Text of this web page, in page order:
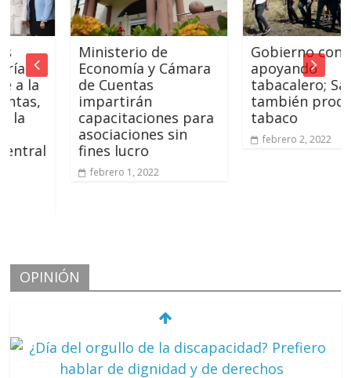
Ministerio de
Economía y Cámara
de Cuentas
impartirán
capacitaciones para
asociaciones sin
fines lucro
febrero 1, 2022
Gobierno continúa
apoyando
tabacalero; San
también producirá
tabaco
febrero 2, 2022
OPINIÓN